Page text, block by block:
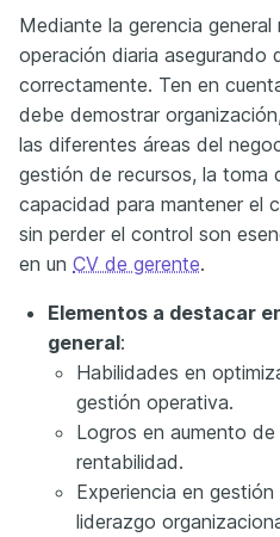
Mediante la gerencia general
operación diaria asegurando
correctamente. Ten en
debe demostrar
las diferentes áreas del
gestión de recursos, la toma
capacidad para mantener el
sin perder el control son
en un CV de gerente.
Elementos a destacar
general:
Habilidades en
gestión operativa.
Logros en aumento
rentabilidad.
Experiencia en
liderazgo